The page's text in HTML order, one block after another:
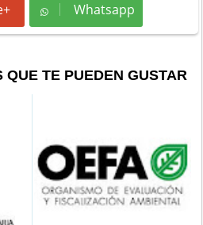
Whatsapp
Whatsapp
TE PUEDEN GUSTAR